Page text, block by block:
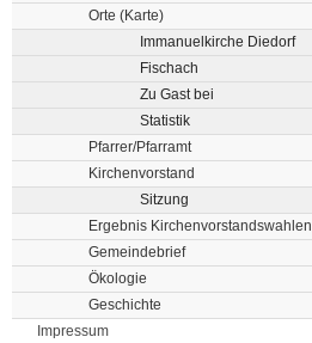
Orte (Karte)
Immanuelkirche Diedorf
Fischach
Zu Gast bei
Statistik
Pfarrer/Pfarramt
Kirchenvorstand
Sitzung
Ergebnis Kirchenvorstandswahlen
Gemeindebrief
Ökologie
Geschichte
Impressum